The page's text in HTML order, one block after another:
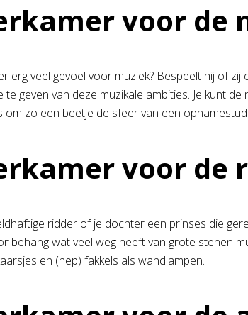
voor de
erg veel gevoel voor muziek? Bespeelt hij of
te geven van deze muzikale ambities. Je kunt
zo een beetje de sfeer van een
voor de
ridder of je dochter een prinses die
behang wat veel weg heeft van grote stenen
en (nep) fakkels als wandlampen.